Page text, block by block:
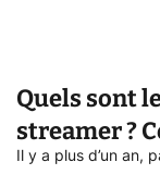
Quels sont
streamer ?
Il y a plus d’un an,